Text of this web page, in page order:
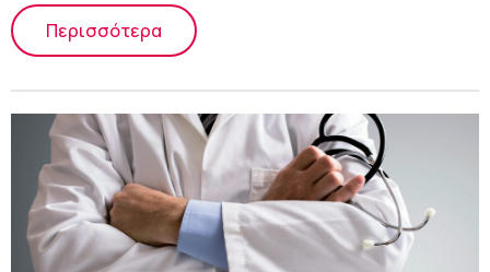
Περισσότερα